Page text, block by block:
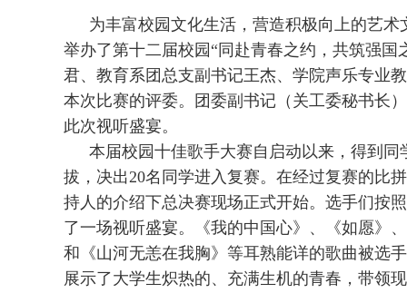
为丰富校园文化生活，营造积极向上的艺
举办了第十二届校园“同赴青春之约，共筑强
君、教育系团总支副书记王杰、学院声乐专业
本次比赛的评委。团委副书记（关工委秘书长
此次视听盛宴。
本届校园十佳歌手大赛自启动以来，得到
拔，决出20名同学进入复赛。在经过复赛的比
持人的介绍下总决赛现场正式开始。选手们按
了一场视听盛宴。《我的中国心》、《如愿》
和《山河无恙在我胸》等耳熟能详的歌曲被选
展示了大学生炽热的、充满生机的青春，带领